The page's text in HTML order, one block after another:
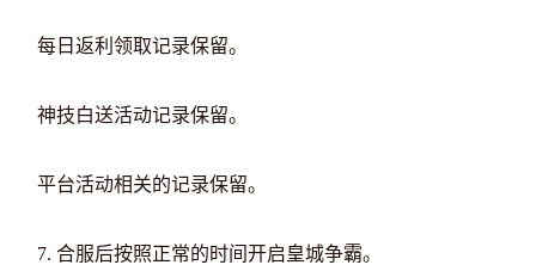
每日返利领取记录保留。
神技白送活动记录保留。
平台活动相关的记录保留。
7. 合服后按照正常的时间开启皇城争霸。